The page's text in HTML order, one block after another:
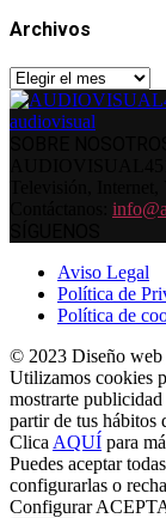
Archivos
Archivos
Aviso Legal
Política de
Política de
© 2023 Diseño web
Utilizamos cookies
mostrarte
partir de tus hábitos
Clica AQUÍ para
Puedes aceptar
configurarlas o
Configurar